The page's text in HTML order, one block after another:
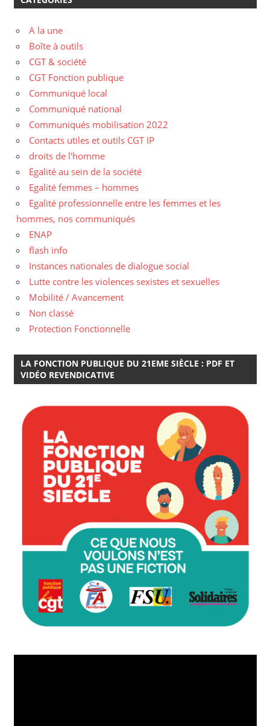
A la une
Boîte à outils
CGT & société
CGT Fonction publique
Communiqué local
Communiqué national
Communiqués mobilisation 2022
Contacts utiles et outils CGT IP
droits de l'homme
Egalité au sein de la société
Egalité femmes – hommes
Egalité professionnelle entre les femmes et les
hommes, nos communiqués
ENAP
flash info
Instances nationales de dialogue social
Lutte contre les violences sexistes et sexuelles
Mobilité / Avancement
Non classé
Protection Fonctionnelle
LA FONCTION PUBLIQUE DU 21EME SIÈCLE : PDF ET
VIDÉO REVENDICATIVE